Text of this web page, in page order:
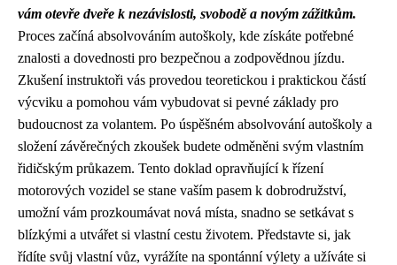
vám otevře dveře k nezávislosti, svobodě a novým zážitkům.
Proces začíná absolvováním autoškoly, kde získáte potřebné
znalosti a dovednosti pro bezpečnou a zodpovědnou jízdu.
Zkušení instruktoři vás provedou teoretickou i praktickou částí
výcviku a pomohou vám vybudovat si pevné základy pro
budoucnost za volantem. Po úspěšném absolvování autoškoly a
složení závěrečných zkoušek budete odměněni svým vlastním
řidičským průkazem. Tento doklad opravňující k řízení
motorových vozidel se stane vaším pasem k dobrodružství,
umožní vám prozkoumávat nová místa, snadno se setkávat s
blízkými a utvářet si vlastní cestu životem. Představte si, jak
řídíte svůj vlastní vůz, vyrážíte na spontánní výlety a užíváte si